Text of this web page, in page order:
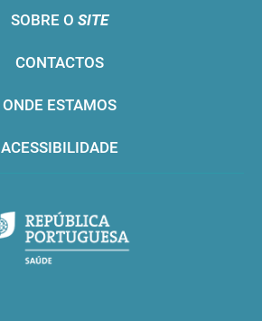
SOBRE O SITE
CONTACTOS
ONDE ESTAMOS
ACESSIBILIDADE